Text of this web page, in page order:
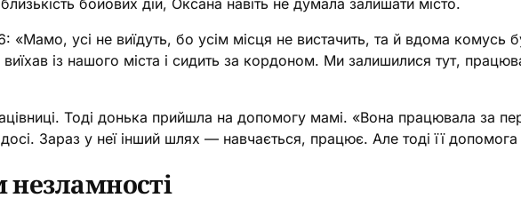
«Мамо, усі не виїдуть, бо усім місця не вистачить, та й вдома комусь
із нашого міста і сидить за кордоном. Ми залишилися тут,
Тоді донька прийшла на допомогу мамі. «Вона працювала за
Зараз у неї інший шлях — навчається, працює. Але тоді її
незламності